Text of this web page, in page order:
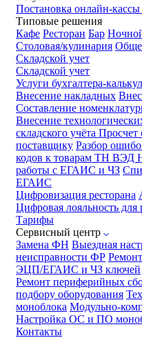
Постановка онлайн-кассы
Типовые решения
Кафе Ресторан Бар
Столовая/кулинария
Складской учет
Складской учет
Услуги бухгалтера-
Внесение накладных
Составление
Внесение
складского учёта Просчет
поставщику Разбор
кодов к товарам ТН ВЭД
работы с ЕГАИС и ЧЗ
ЕГАИС
Цифровизация ресторана
Цифровая лояльность для
Тарифы
Сервисный центр
Замена ФН Выездная
неисправности ФР
ЭЦП/ЕГАИС и ЧЗ ключей
Ремонт периферийных
подбору оборудования
моноблока Модульно-
Настройка ОС и ПО
Контакты